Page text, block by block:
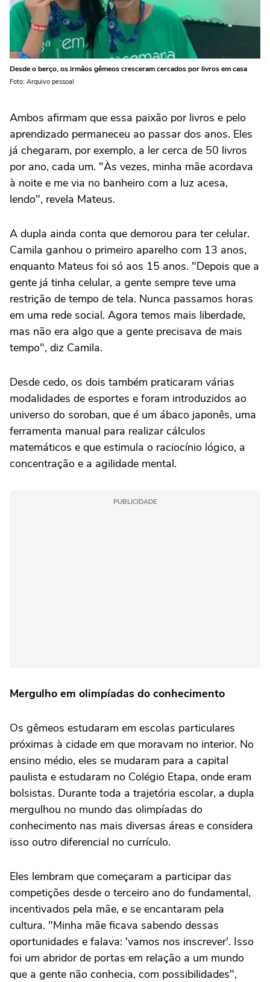
Desde o berço, os irmãos gêmeos cresceram cercados por livros em casa
Foto: Arquivo pessoal
Ambos afirmam que essa paixão por livros e pelo
aprendizado permaneceu ao passar dos anos. Eles
já chegaram, por exemplo, a ler cerca de 50 livros
por ano, cada um. "Às vezes, minha mãe acordava
à noite e me via no banheiro com a luz acesa,
lendo", revela Mateus.
A dupla ainda conta que demorou para ter celular.
Camila ganhou o primeiro aparelho com 13 anos,
enquanto Mateus foi só aos 15 anos. "Depois que a
gente já tinha celular, a gente sempre teve uma
restrição de tempo de tela. Nunca passamos horas
em uma rede social. Agora temos mais liberdade,
mas não era algo que a gente precisava de mais
tempo", diz Camila.
Desde cedo, os dois também praticaram várias
modalidades de esportes e foram introduzidos ao
universo do soroban, que é um ábaco japonês, uma
ferramenta manual para realizar cálculos
matemáticos e que estimula o raciocínio lógico, a
concentração e a agilidade mental.
PUBLICIDADE
Mergulho em olimpíadas do conhecimento
Os gêmeos estudaram em escolas particulares
próximas à cidade em que moravam no interior. No
ensino médio, eles se mudaram para a capital
paulista e estudaram no Colégio Etapa, onde eram
bolsistas. Durante toda a trajetória escolar, a dupla
mergulhou no mundo das olimpíadas do
conhecimento nas mais diversas áreas e considera
isso outro diferencial no currículo.
Eles lembram que começaram a participar das
competições desde o terceiro ano do fundamental,
incentivados pela mãe, e se encantaram pela
cultura. "Minha mãe ficava sabendo dessas
oportunidades e falava: 'vamos nos inscrever'. Isso
foi um abridor de portas em relação a um mundo
que a gente não conhecia, com possibilidades",